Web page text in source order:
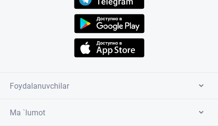
Foydalanuvchilar
Ma `lumot